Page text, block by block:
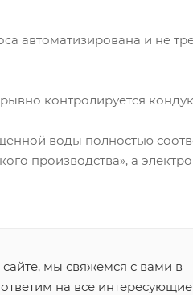
автоматизирована и не
контролируется
воды полностью
производства», а
мы свяжемся с вами в
на все интересующие